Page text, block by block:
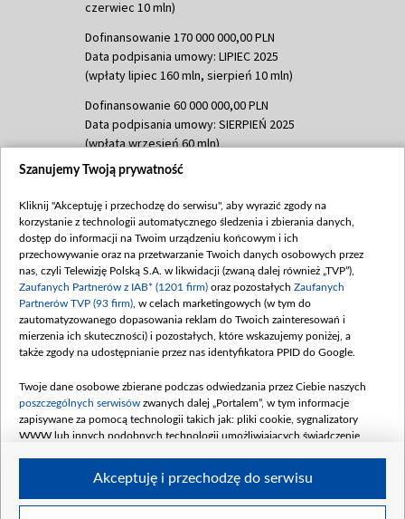
czerwiec 10 mln)
Dofinansowanie 170 000 000,00 PLN
Data podpisania umowy: LIPIEC 2025
(wpłaty lipiec 160 mln, sierpień 10 mln)
Dofinansowanie 60 000 000,00 PLN
Data podpisania umowy: SIERPIEŃ 2025
(wpłata wrzesień 60 mln)
Dofinansowanie 635 783 051,21 PLN
(wpłata wrzesień 100 mln, październik 350
mln, listopad 265 mln)
Dofinansowanie 48 862 000,00 PLN
Data podpisania umowy: GRUDZIEŃ 2025
(wpłata grudzień 60,548 mln)
Dofinansowanie 900 000 000,00 PLN
Data podpisania umowy: LUTY 2026 (wpłata
kwiecień 180 mln, 7 maja 180 mln, 8
czerwca 90 mln)
Dofinansowanie 250 000 000,00 PLN
4 sierpnia 250 mln
Szanujemy Twoją prywatność
Kliknij "Akceptuję i przechodzę do serwisu", aby wyrazić zgody na
korzystanie z technologii automatycznego śledzenia i zbierania danych,
dostęp do informacji na Twoim urządzeniu końcowym i ich
przechowywanie oraz na przetwarzanie Twoich danych osobowych przez
nas, czyli Telewizję Polską S.A. w likwidacji (zwaną dalej również „TVP”),
Zaufanych Partnerów z IAB* (1201 firm) oraz pozostałych Zaufanych
Partnerów TVP (93 firm) , w celach marketingowych (w tym do
zautomatyzowanego dopasowania reklam do Twoich zainteresowań i
mierzenia ich skuteczności) i pozostałych, które wskazujemy poniżej, a
także zgody na udostępnianie przez nas identyfikatora PPID do Google.
Twoje dane osobowe zbierane podczas odwiedzania przez Ciebie naszych
poszczególnych serwisów zwanych dalej „Portalem”, w tym informacje
zapisywane za pomocą technologii takich jak: pliki cookie, sygnalizatory
WWW lub innych podobnych technologii umożliwiających świadczenie
Akceptuję i przechodzę do serwisu